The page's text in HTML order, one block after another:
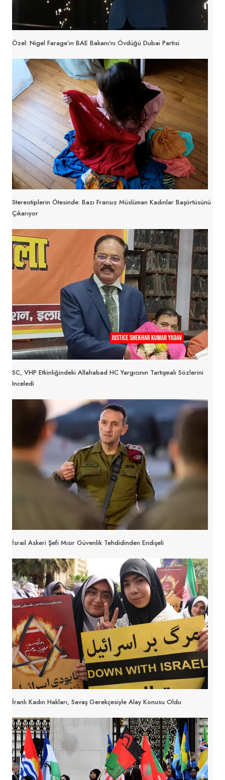
Özel: Nigel Farage’ın BAE Bakanı’nı Övdüğü Dubai Partisi
Stereotiplerin Ötesinde: Bazı Fransız Müslüman Kadınlar Başörtüsünü
Çıkarıyor
SC, VHP Etkinliğindeki Allahabad HC Yargıcının Tartışmalı Sözlerini
Inceledi
İsrail Askeri Şefi Mısır Güvenlik Tehdidinden Endişeli
İranlı Kadın Hakları, Savaş Gerekçesiyle Alay Konusu Oldu